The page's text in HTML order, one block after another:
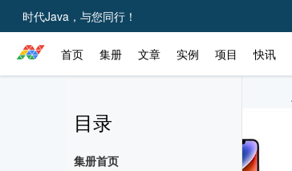
时代Java，与您同行！
首页 集册 文章 实例 项目 快讯
目录
集册首页